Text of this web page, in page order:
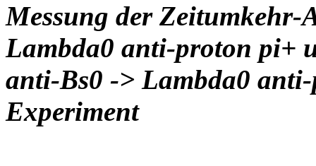
Messung der
Lambda0 anti-proton pi+
anti-Bs0 -> Lambda0
Experiment